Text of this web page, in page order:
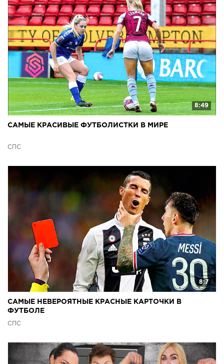
8:49
САМЫЕ КРАСИВЫЕ ФУТБОЛИСТКИ В МИРЕ
СПС
8:7
САМЫЕ НЕВЕРОЯТНЫЕ КРАСНЫЕ КАРТОЧКИ В
ФУТБОЛЕ
СПС